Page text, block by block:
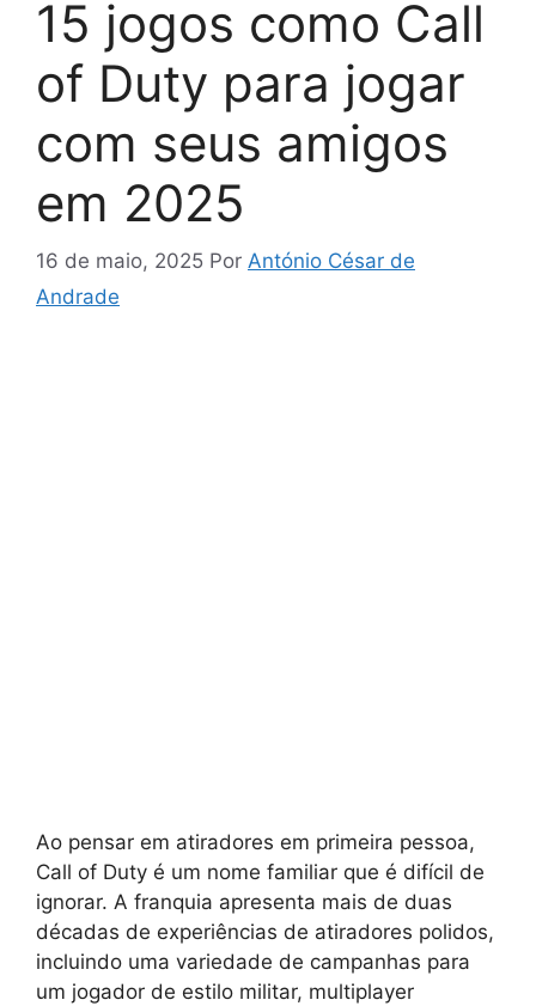
15 jogos como Call
of Duty para jogar
com seus amigos
em 2025
16 de maio, 2025 Por António César de
Andrade
Ao pensar em atiradores em primeira pessoa,
Call of Duty é um nome familiar que é difícil de
ignorar. A franquia apresenta mais de duas
décadas de experiências de atiradores polidos,
incluindo uma variedade de campanhas para
um jogador de estilo militar, multiplayer